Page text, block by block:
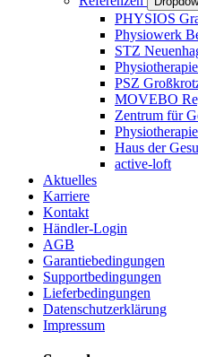
PHYSIOS
Physiowerk
STZ
PSZ
MOVEBO
Zentrum für
Haus der
active-loft
Aktuelles
Karriere
Kontakt
Händler-Login
AGB
Garantiebedingungen
Supportbedingungen
Lieferbedingungen
Datenschutzerklärung
Impressum